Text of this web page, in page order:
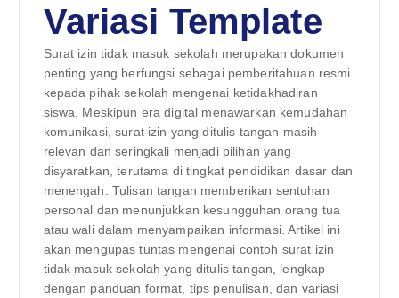
Variasi Template
Surat izin tidak masuk sekolah merupakan dokumen
penting yang berfungsi sebagai pemberitahuan resmi
kepada pihak sekolah mengenai ketidakhadiran
siswa. Meskipun era digital menawarkan kemudahan
komunikasi, surat izin yang ditulis tangan masih
relevan dan seringkali menjadi pilihan yang
disyaratkan, terutama di tingkat pendidikan dasar dan
menengah. Tulisan tangan memberikan sentuhan
personal dan menunjukkan kesungguhan orang tua
atau wali dalam menyampaikan informasi. Artikel ini
akan mengupas tuntas mengenai contoh surat izin
tidak masuk sekolah yang ditulis tangan, lengkap
dengan panduan format, tips penulisan, dan variasi